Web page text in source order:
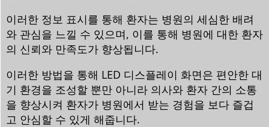
이러한 정보 표시를 통해 환자는 병원의 세심한 배려
와 관심을 느낄 수 있으며, 이를 통해 병원에 대한 환자
의 신뢰와 만족도가 향상됩니다.
이러한 방법을 통해 LED 디스플레이 화면은 편안한 대
기 환경을 조성할 뿐만 아니라 의사와 환자 간의 소통
을 향상시켜 환자가 병원에서 받는 경험을 보다 즐겁
고 안심할 수 있게 해줍니다.